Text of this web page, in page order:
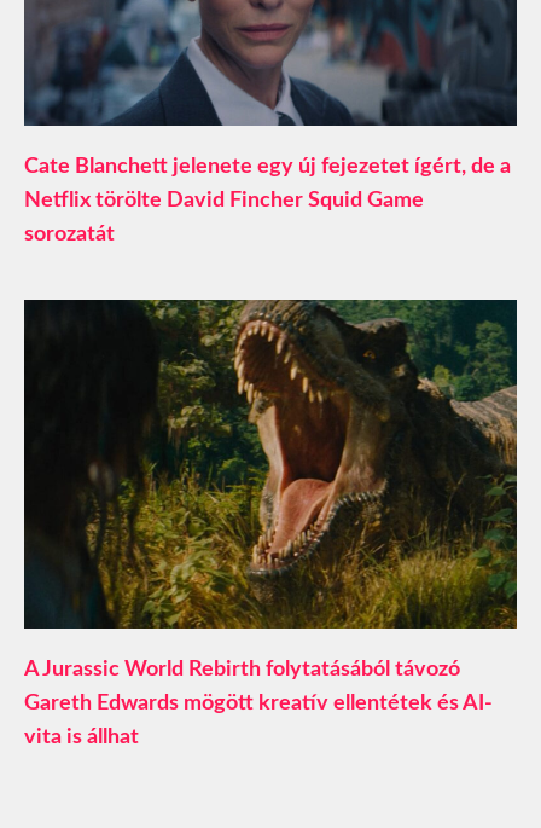
Cate Blanchett jelenete egy új fejezetet ígért, de a
Netflix törölte David Fincher Squid Game
sorozatát
A Jurassic World Rebirth folytatásából távozó
Gareth Edwards mögött kreatív ellentétek és AI-
vita is állhat